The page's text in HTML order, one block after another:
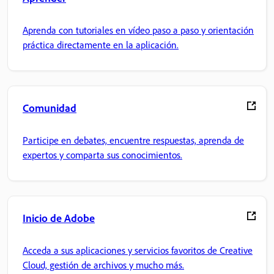
Aprenda con tutoriales en vídeo paso a paso y orientación
práctica directamente en la aplicación.
Comunidad
Participe en debates, encuentre respuestas, aprenda de
expertos y comparta sus conocimientos.
Inicio de Adobe
Acceda a sus aplicaciones y servicios favoritos de Creative
Cloud, gestión de archivos y mucho más.